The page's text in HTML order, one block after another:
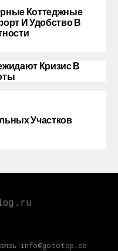
Коттеджные
И Удобство В
Кризис В
Участков
info@gototop.ee